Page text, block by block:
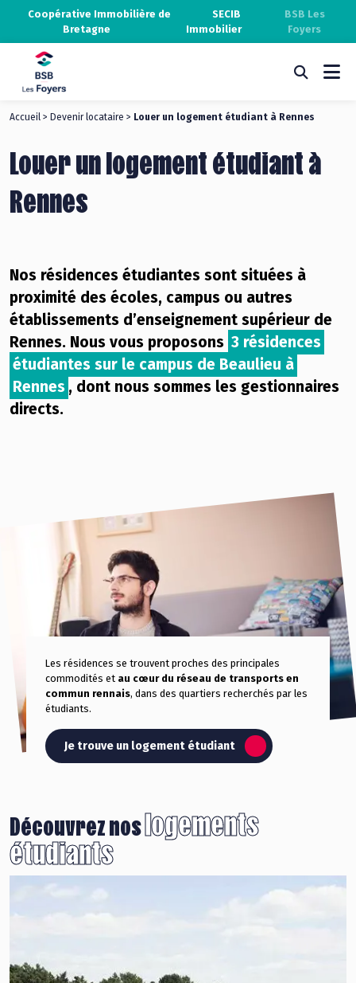
Coopérative Immobilière de
Bretagne
SECIB
Immobilier
BSB Les
Foyers
Accueil > Devenir locataire > Louer un logement étudiant à Rennes
Louer un logement étudiant à
Rennes
Nos résidences étudiantes sont situées à
proximité des écoles, campus ou autres
établissements d’enseignement supérieur de
Rennes. Nous vous proposons 3 résidences
étudiantes sur le campus de Beaulieu à
Rennes , dont nous sommes les gestionnaires
directs.
Les résidences se trouvent proches des principales
commodités et au cœur du réseau de transports en
commun rennais, dans des quartiers recherchés par les
étudiants.
Je trouve un logement étudiant
Découvrez noslogements
étudiants